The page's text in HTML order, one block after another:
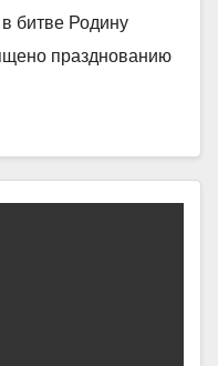
битве Родину
празднованию